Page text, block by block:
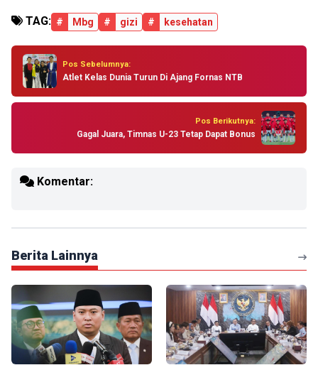
TAG: # Mbg # gizi # kesehatan
Pos Sebelumnya:
Atlet Kelas Dunia Turun Di Ajang Fornas NTB
Pos Berikutnya:
Gagal Juara, Timnas U-23 Tetap Dapat Bonus
Komentar:
Berita Lainnya